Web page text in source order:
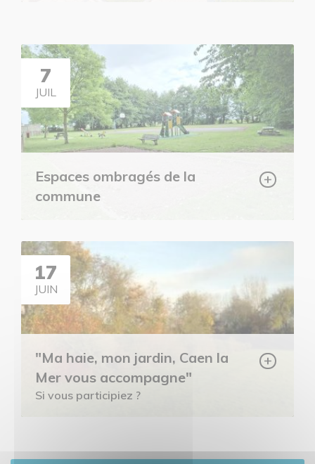
7
JUIL
Espaces ombragés de la
commune
+
17
JUIN
"Ma haie, mon jardin, Caen la
Mer vous accompagne"
Si vous participiez ?
+